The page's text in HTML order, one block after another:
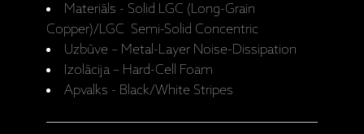
Materiāls - Solid LGC (Long-Grain
Copper)/LGC Semi-Solid Concentric
Uzbūve – Metal-Layer Noise-Dissipation
Izolācija – Hard-Cell Foam
Apvalks - Black/White Stripes